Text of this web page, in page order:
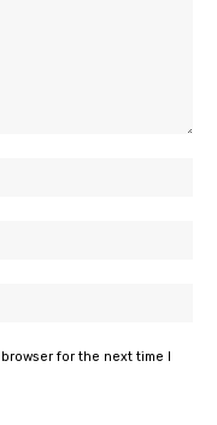
for the next time I